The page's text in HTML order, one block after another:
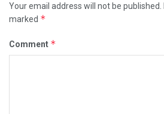
Your email address will not be published.
marked *
Comment *